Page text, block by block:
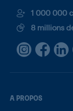
1 000 000
8 millions
A PROPOS